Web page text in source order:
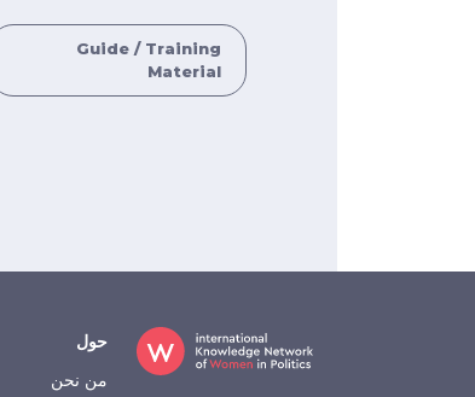
Guide / Training
Material
Footer
حول
من نحن